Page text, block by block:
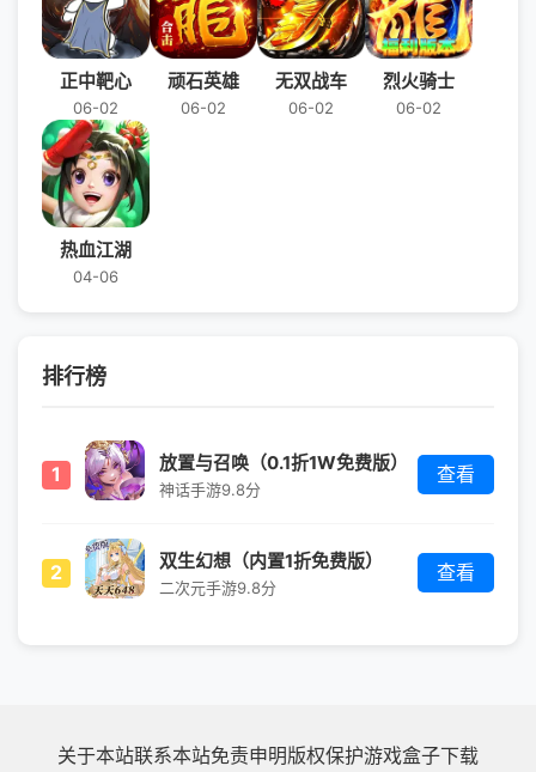
正中靶心
06-02
顽石英雄
06-02
无双战车
06-02
烈火骑士
06-02
热血江湖
04-06
排行榜
1 放置与召唤（0.1折1W免费版）
神话手游9.8分
查看
2 双生幻想（内置1折免费版）
二次元手游9.8分
查看
关于本站联系本站免责申明版权保护游戏盒子下载